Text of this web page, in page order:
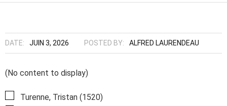
DATE: JUIN 3, 2026 POSTED BY: ALFRED LAURENDEAU
(No content to display)
Turenne, Tristan (1520)